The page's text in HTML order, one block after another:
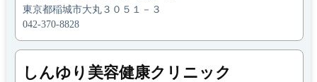
東京都稲城市大丸３０５１－３
042-370-8828
しんゆり美容健康クリニック